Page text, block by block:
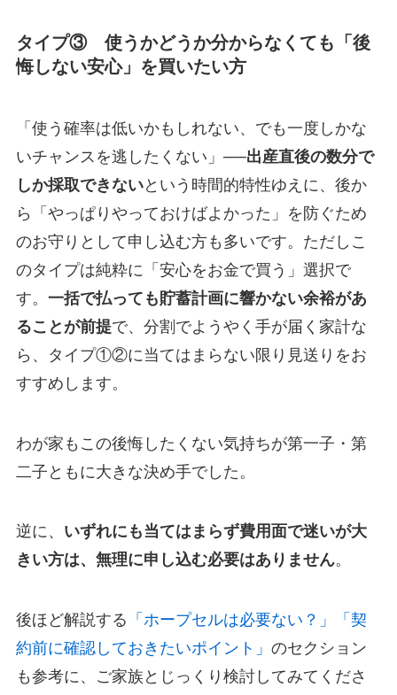
タイプ③ 使うかどうか分からなくても「後
悔しない安心」を買いたい方
「使う確率は低いかもしれない、でも一度しかな
いチャンスを逃したくない」──出産直後の数分で
しか採取できないという時間的特性ゆえに、後か
ら「やっぱりやっておけばよかった」を防ぐため
のお守りとして申し込む方も多いです。ただしこ
のタイプは純粋に「安心をお金で買う」選択で
す。 一括で払っても貯蓄計画に響かない余裕があ
ることが前提で、分割でようやく手が届く家計な
ら、タイプ①②に当てはまらない限り見送りをお
すすめします。
わが家もこの後悔したくない気持ちが第一子・第
二子ともに大きな決め手でした。
逆に、 いずれにも当てはまらず費用面で迷いが大
きい方は、無理に申し込む必要はありません。
後ほど解説する 「ホープセルは必要ない？」
「契
約前に確認しておきたいポイント」 のセクション
も参考に、ご家族とじっくり検討してみてくださ